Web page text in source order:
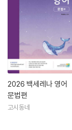
2026 백세레나 영어
문법편
고시동네